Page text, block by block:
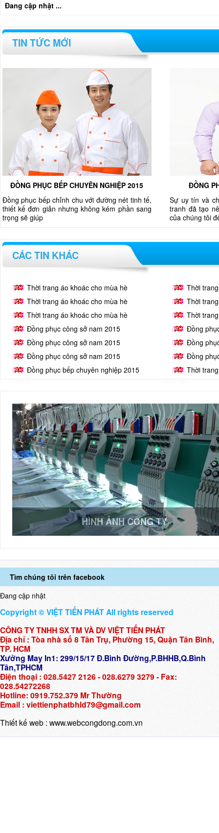
Đang cập nhật ...
TIN TỨC MỚI
ĐỒNG PHỤC BẾP CHUYÊN NGHIỆP 2015
Đồng phục bếp chỉnh chu với đường nét tinh tế,
thiết kế đơn giản nhưng không kém phần sang
trọng sẽ giúp
ĐỒNG
Sự uy tín và
tranh đã tạo
của chúng tôi
CÁC TIN KHÁC
Thời trang áo khoác cho mùa hè
Thời
Thời trang áo khoác cho mùa hè
Thời
Thời trang áo khoác cho mùa hè
Thời
Đồng phục công sở nam 2015
Đồng
Đồng phục công sở nam 2015
Đồng
Đồng phục công sở nam 2015
Đồng
Đồng phục bếp chuyên nghiệp 2015
Thời
HÌNH ẢNH CÔNG TY
Tìm chúng tôi trên facebook
Đang cập nhật
Copyright © VIỆT TIẾN PHÁT All rights reserved
CÔNG TY TNHH SX TM VÀ DV VIỆT TIẾN PHÁT
Địa chỉ : Tòa nhà số 8 Tân Trụ, Phường 15, Quận Tân Bình,
TP. HCM
Xưởng May In1: 299/15/17 Đ.Bình Đường,P.BHHB,Q.Bình
Tân,TPHCM
Điện thoại : 028.5427 2126 - 028.6279 3279 - Fax:
028.54272268
Hotline: 0919.752.379 Mr Thường
Email : viettienphatbhld79@gmail.com
Thiết kế web : www.webcongdong.com.vn